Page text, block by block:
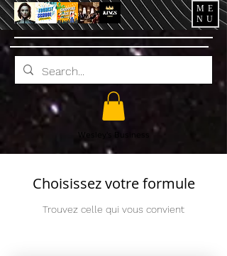
ME
NU
Wesley's Business
Choisissez votre formule
Trouvez celle qui vous convient